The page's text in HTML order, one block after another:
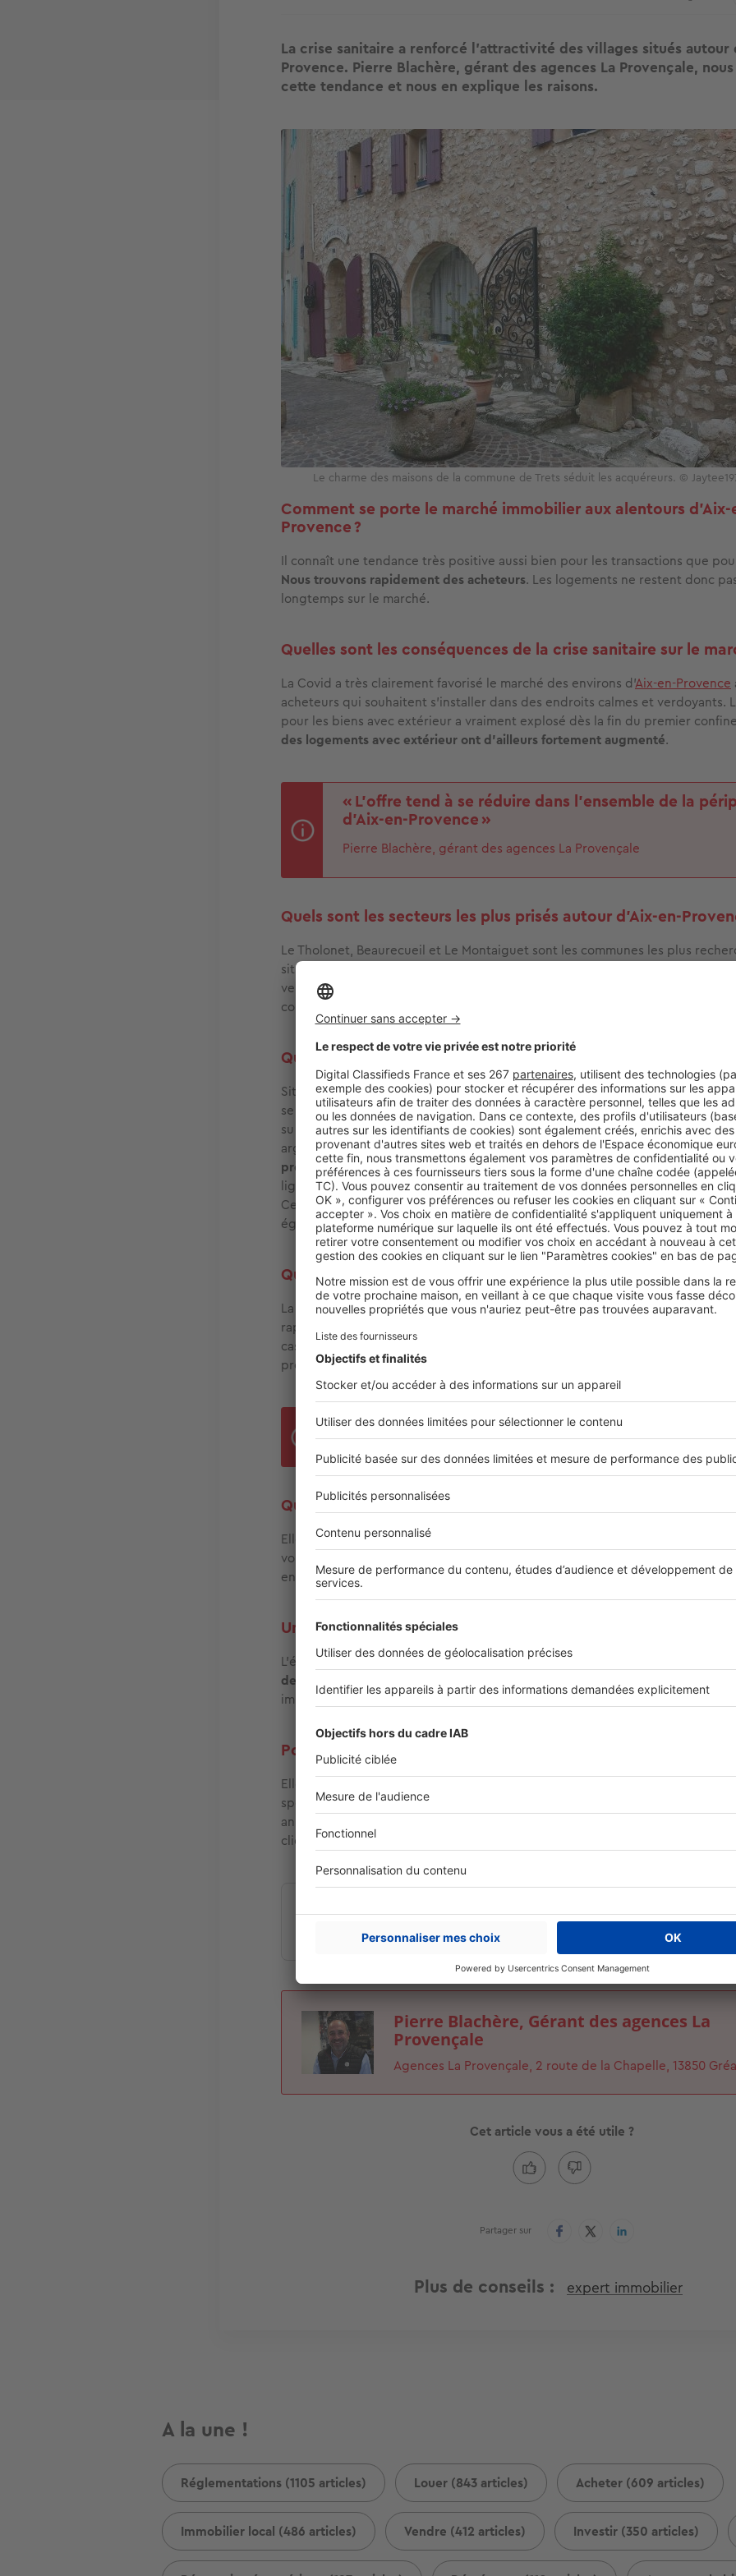
La crise sanitaire a renforcé l’attractivité des villages situés autour
Provence. Pierre Blachère, gérant des agences La Provençale,
cette tendance et nous en explique les raisons.
Image
Le charme des maisons de la commune de Trets séduit les acquéreurs. ©
Comment se porte le marché immobilier aux alentours d’Aix-
Provence ?
Il connaît une tendance très positive aussi bien pour les transactions que
Nous trouvons rapidement des acheteurs. Les logements ne restent donc
longtemps sur le marché.
Quelles sont les conséquences de la crise sanitaire sur le
La Covid a très clairement favorisé le marché des environs d’Aix-en-Provence
acheteurs qui souhaitent s’installer dans des endroits calmes et verdoyants.
pour les biens avec extérieur a vraiment explosé dès la fin du premier
des logements avec extérieur ont d’ailleurs fortement augmenté.
« L’offre tend à se réduire dans l’ensemble de la
d’Aix-en-Provence »
Pierre Blachère, gérant des agences La Provençale
Quels sont les secteurs les plus prisés autour d’Aix-en-
Le Tholonet, Beaurecueil et Le Montaiguet sont les communes les plus
situent à proximité de la cité aixoise tout en étant dans un environnement
verdoyant. Ce sont des critères très recherchés par les acquéreurs depuis
confinement. On y trouve notamment
Quels sont les secteurs avec le plus fort potentiel ?
Située entre Aix-en-Provence etMarseille, la petite bourgade de Fuveau
se valoriser ces prochaines années. Malgré un développement très
su conserver toute son authenticité et son charme. Les acheteurs sont
argument. Le charmant petit village du Rousset fait aussi partie des
près
. La commune est parfaitement desservie par l’autoroute A8 et la
lignes de bus permettent par ailleurs de rejoindre facilement Marseille et
Ce sont des atouts considérables pour les acheteurs. Enfin, Tretset
également d'un fort potentiel.
Quel est le délai de transaction moyen en périphérie aixoise ?
La commercialisation d’un bien estfinalisée au bout de 4 semaines environ
rapide. Évidemment, cela suppose que le
cas contraire, cela peut prendre beaucoup plus de temps. La
prend approximativement 3 à 4 mois.
Leprix au m² à Aix-en-Provenceest de 5 000 €, environ.
Quelles sont les perspectives d’évolution du marché
Elles sont globalement à la hausse. Cependant, nous avons une incertitude
volumes disponibles.
engendrer une hyperbole conjoncturelle du marché.
Un conseil pour qui projette d'acheter ou d'investir dans
L’élément le plus important est de venir consulter une
de financement poussée et actualisée . Sans connaître sa capacité d’emprunt,
impossible de débuter une recherche pertinente.
Pouvez-vous nous présenter rapidement votre agence ?
Elle a été fondée en 1989 comme une structure familiale et compte
spécialisées principalement dans la transaction. Nous avons 20 collaborateurs
animés par les mêmes thématiques, le travail dans la loyauté, l’intégrité et le
clients.
Estimer gratuitement votre bien en 2 min Estimer
Image
Pierre Blachère, Gérant des agences La
Provençale
Agences La Provençale, 2 route de la Chapelle, 13850
Cet article vous a été utile ?
Partager sur
Plus de conseils expert immobilier
A la une !
Réglementations (1105 articles) Louer (843 articles) Acheter (609 articles)
Immobilier local (486 articles) Vendre (412 articles) Investir (350 articles)